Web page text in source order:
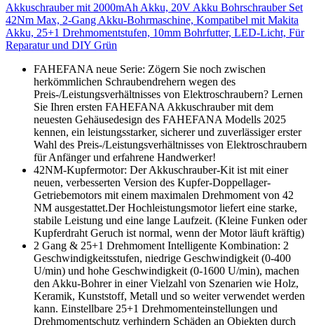
Akkuschrauber mit 2000mAh Akku, 20V Akku Bohrschrauber Set
42Nm Max, 2-Gang Akku-Bohrmaschine, Kompatibel mit Makita
Akku, 25+1 Drehmomentstufen, 10mm Bohrfutter, LED-Licht, Für
Reparatur und DIY Grün
FAHEFANA neue Serie: Zögern Sie noch zwischen
herkömmlichen Schraubendrehern wegen des
Preis-/Leistungsverhältnisses von Elektroschraubern? Lernen
Sie Ihren ersten FAHEFANA Akkuschrauber mit dem
neuesten Gehäusedesign des FAHEFANA Modells 2025
kennen, ein leistungsstarker, sicherer und zuverlässiger erster
Wahl des Preis-/Leistungsverhältnisses von Elektroschraubern
für Anfänger und erfahrene Handwerker!
42NM-Kupfermotor: Der Akkuschrauber-Kit ist mit einer
neuen, verbesserten Version des Kupfer-Doppellager-
Getriebemotors mit einem maximalen Drehmoment von 42
NM ausgestattet.Der Hochleistungsmotor liefert eine starke,
stabile Leistung und eine lange Laufzeit. (Kleine Funken oder
Kupferdraht Geruch ist normal, wenn der Motor läuft kräftig)
2 Gang & 25+1 Drehmoment Intelligente Kombination: 2
Geschwindigkeitsstufen, niedrige Geschwindigkeit (0-400
U/min) und hohe Geschwindigkeit (0-1600 U/min), machen
den Akku-Bohrer in einer Vielzahl von Szenarien wie Holz,
Keramik, Kunststoff, Metall und so weiter verwendet werden
kann. Einstellbare 25+1 Drehmomenteinstellungen und
Drehmomentschutz verhindern Schäden an Objekten durch